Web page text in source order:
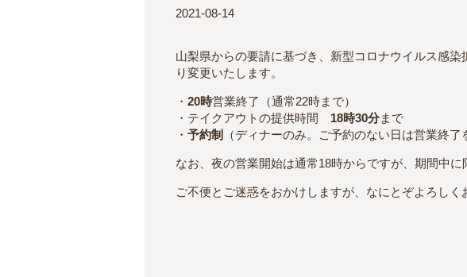
2021-08-14
山梨県からの要請に基づき、新型コロナウイルス感染
り変更いたします。
・20時営業終了（通常22時まで）
・テイクアウトの提供時間 18時30分まで
・予約制 （ディナーのみ。ご予約のない日は営業終了
なお、夜の営業開始は通常18時からですが、期間中に
ご不便とご迷惑をおかけしますが、なにとぞよろしく